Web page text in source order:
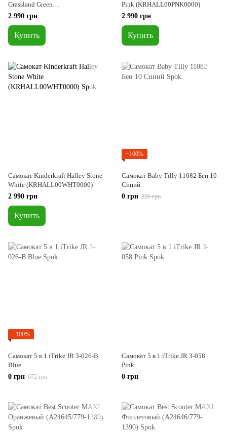
Grassland Green
(KRHALL00GRE0000)
2 990 грн
Купить
Pink (KRHALL00PNK0000)
2 990 грн
Купить
Самокат Kinderkraft Halley Stone
White (KRHALL00WHT0000)
2 990 грн
Купить
−100%
Самокат Baby Tilly 11082 Бен 10
Синий
0 грн 226 грн
−100%
Самокат 5 в 1 iTrike JR 3-026-B
Blue
0 грн 672 грн
Самокат 5 в 1 iTrike JR 3-058
Pink
0 грн